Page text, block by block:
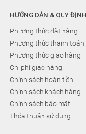
HƯỚNG DẪN & QUY ĐỊNH
Phương thức đặt hàng
Phương thức thanh toán
Phương thức giao hàng
Chi phí giao hàng
Chính sách hoàn tiền
Chính sách khách hàng
Chính sách bảo mật
Thỏa thuận sử dụng